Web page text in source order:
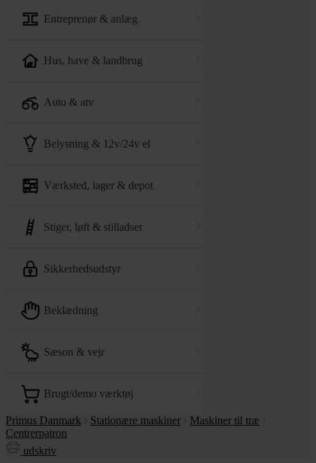
entreprenør & anlæg
hus, have & landbrug
auto & atv
belysning & 12v/24v el
værksted, lager & depot
stiger, løft & stilladser
sikkerhedsudstyr
beklædning
sæson & vejr
brugt/demo værktøj
Primus Danmark Stationære maskiner
Maskiner til træ
Centrerpatron
udskriv